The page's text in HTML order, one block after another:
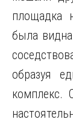
площадка
была
образуя
комплекс.